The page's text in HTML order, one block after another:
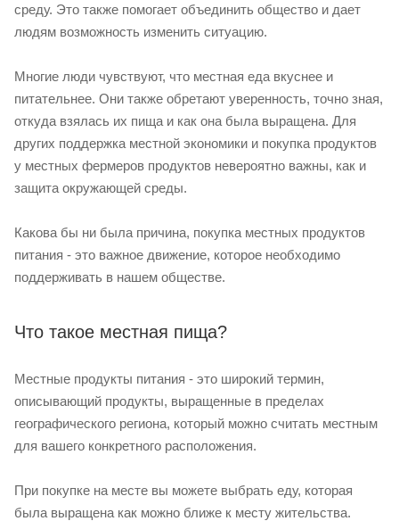
среду. Это также помогает объединить общество и дает
людям возможность изменить ситуацию.
Многие люди чувствуют, что местная еда вкуснее и
питательнее. Они также обретают уверенность, точно зная,
откуда взялась их пища и как она была выращена. Для
других поддержка местной экономики и покупка продуктов
у местных фермеров продуктов невероятно важны, как и
защита окружающей среды.
Какова бы ни была причина, покупка местных продуктов
питания - это важное движение, которое необходимо
поддерживать в нашем обществе.
Что такое местная пища?
Местные продукты питания - это широкий термин,
описывающий продукты, выращенные в пределах
географического региона, который можно считать местным
для вашего конкретного расположения.
При покупке на месте вы можете выбрать еду, которая
была выращена как можно ближе к месту жительства.